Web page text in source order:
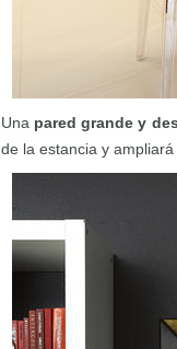
Una pared grande y
de la estancia y